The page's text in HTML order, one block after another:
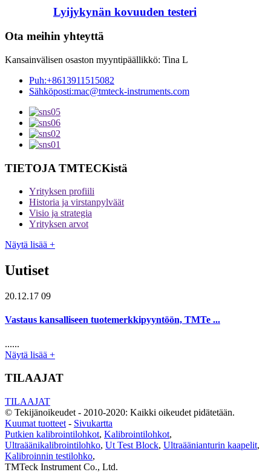
Lyijykynän kovuuden testeri
Ota meihin yhteyttä
Kansainvälisen osaston myyntipäällikkö: Tina L
Puh:+8613911515082
Sähköposti:mac@tmteck-instruments.com
TIETOJA TMTECKistä
Yrityksen profiili
Historia ja virstanpylväät
Visio ja strategia
Yrityksen arvot
Näytä lisää +
Uutiset
20.12.17 09
Vastaus kansalliseen tuotemerkkipyyntöön, TMTe ...
......
Näytä lisää +
TILAAJAT
TILAAJAT
© Tekijänoikeudet - 2010-2020: Kaikki oikeudet pidätetään.
Kuumat tuotteet - Sivukartta
Putkien kalibrointilohkot, Kalibrointilohkot,
Ultraäänikalibrointilohko, Ut Test Block, Ultraäänianturin kaapelit,
Kalibroinnin testilohko,
TMTeck Instrument Co., Ltd.